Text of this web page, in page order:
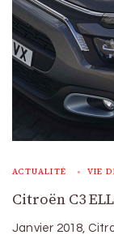
ACTUALITÉ VIE
Citroën C3
Janvier 2018,